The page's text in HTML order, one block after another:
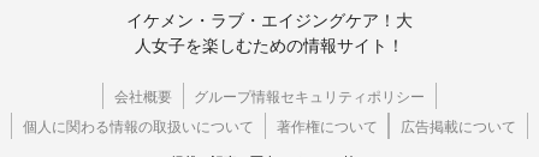
イケメン・ラブ・エイジングケア！大
人女子を楽しむための情報サイト！
会社概要
グループ情報セキュリティポリシー
個人に関わる情報の取扱いについて
著作権について 広告掲載について